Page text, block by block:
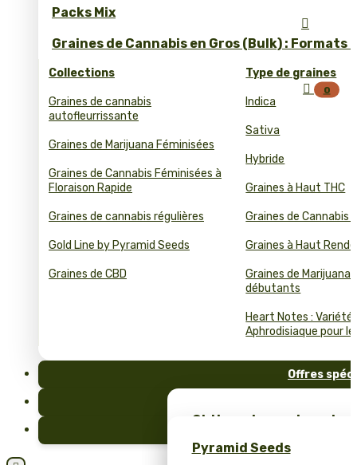
Packs Mix
Graines de Cannabis en Gros (Bulk) : Formats
Collections
Graines de cannabis
autofleurrissante
Graines de Marijuana Féminisées
Graines de Cannabis Féminisées à
Floraison Rapide
Graines de cannabis régulières
Gold Line by Pyramid Seeds
Graines de CBD
Type de graines
Indica
Sativa
Hybride
Graines à Haut THC
Graines de Cannabis
Graines à Haut
Graines de Marijuana
débutants
Heart Notes :
Aphrodisiaque pour le
Offres
Obtiens des graines de
Pyramid Seeds !
Pyramid Seeds

 0